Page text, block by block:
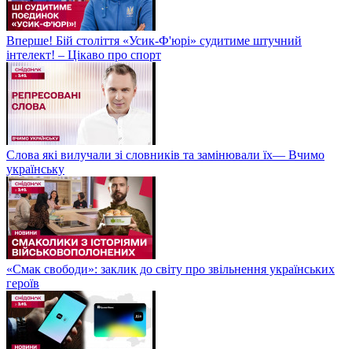
Вперше! Бій століття «Усик-Ф'юрі» судитиме штучний
інтелект! – Цікаво про спорт
Слова які вилучали зі словників та замінювали їх— Вчимо
українську
«Смак свободи»: заклик до світу про звільнення українських
героїв